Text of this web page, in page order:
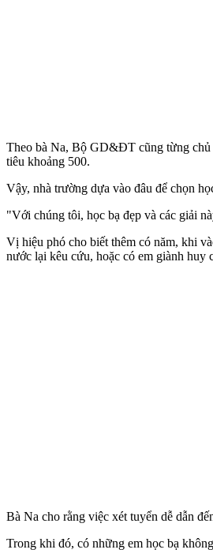
Theo bà Na, Bộ GD&ĐT cũng từng chủ
tiêu khoảng 500.
Vậy, nhà trường dựa vào đâu để chọn
"Với chúng tôi, học bạ đẹp và các giải
Vị hiệu phó cho biết thêm có năm, khi
nước lại kêu cứu, hoặc có em giành huy
Bà Na cho rằng việc xét tuyển dễ dẫn
Trong khi đó, có những em học bạ